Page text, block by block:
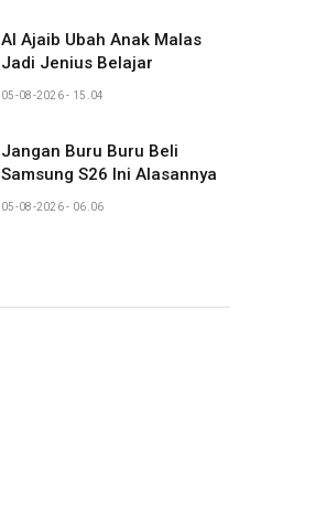
AI Ajaib Ubah Anak Malas
Jadi Jenius Belajar
05-08-2026 - 15.04
Jangan Buru Buru Beli
Samsung S26 Ini Alasannya
05-08-2026 - 06.06